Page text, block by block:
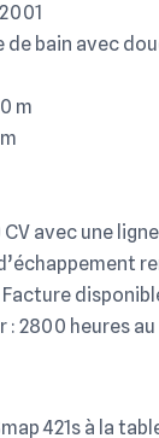
de bain avec
m
avec une
: 2800 heures
421s à la